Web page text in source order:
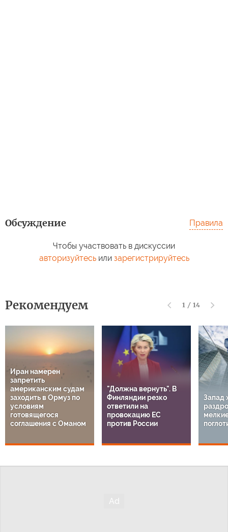
Обсуждение Правила
Чтобы участвовать в дискуссии
авторизуйтесьили зарегистрируйтесь
Рекомендуем 1 / 14
Иран намерен
запретить
американским судам
заходить в Ормуз по
условиям
готовящегося
соглашения с Оманом
"Должна вернуть". В
Финляндии резко
ответили на
провокацию ЕС
против России
Запад